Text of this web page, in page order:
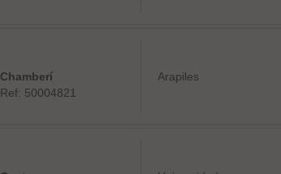
Chamberí
Ref: 50004821
Arapiles